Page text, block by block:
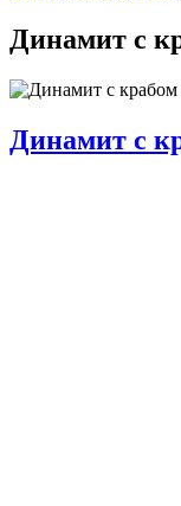
Динамит с
Динамит с